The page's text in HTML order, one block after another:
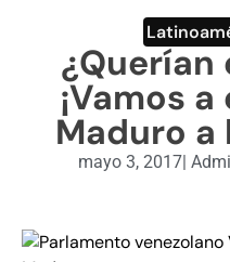
¿Querían
¡Vamos
Maduro
mayo 3, 2017|